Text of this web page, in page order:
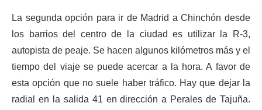
La segunda opción para ir de Madrid a Chinchón desde
los barrios del centro de la ciudad es utilizar la R-3,
autopista de peaje. Se hacen algunos kilómetros más y el
tiempo del viaje se puede acercar a la hora. A favor de
esta opción que no suele haber tráfico. Hay que dejar la
radial en la salida 41 en dirección a Perales de Tajuña.